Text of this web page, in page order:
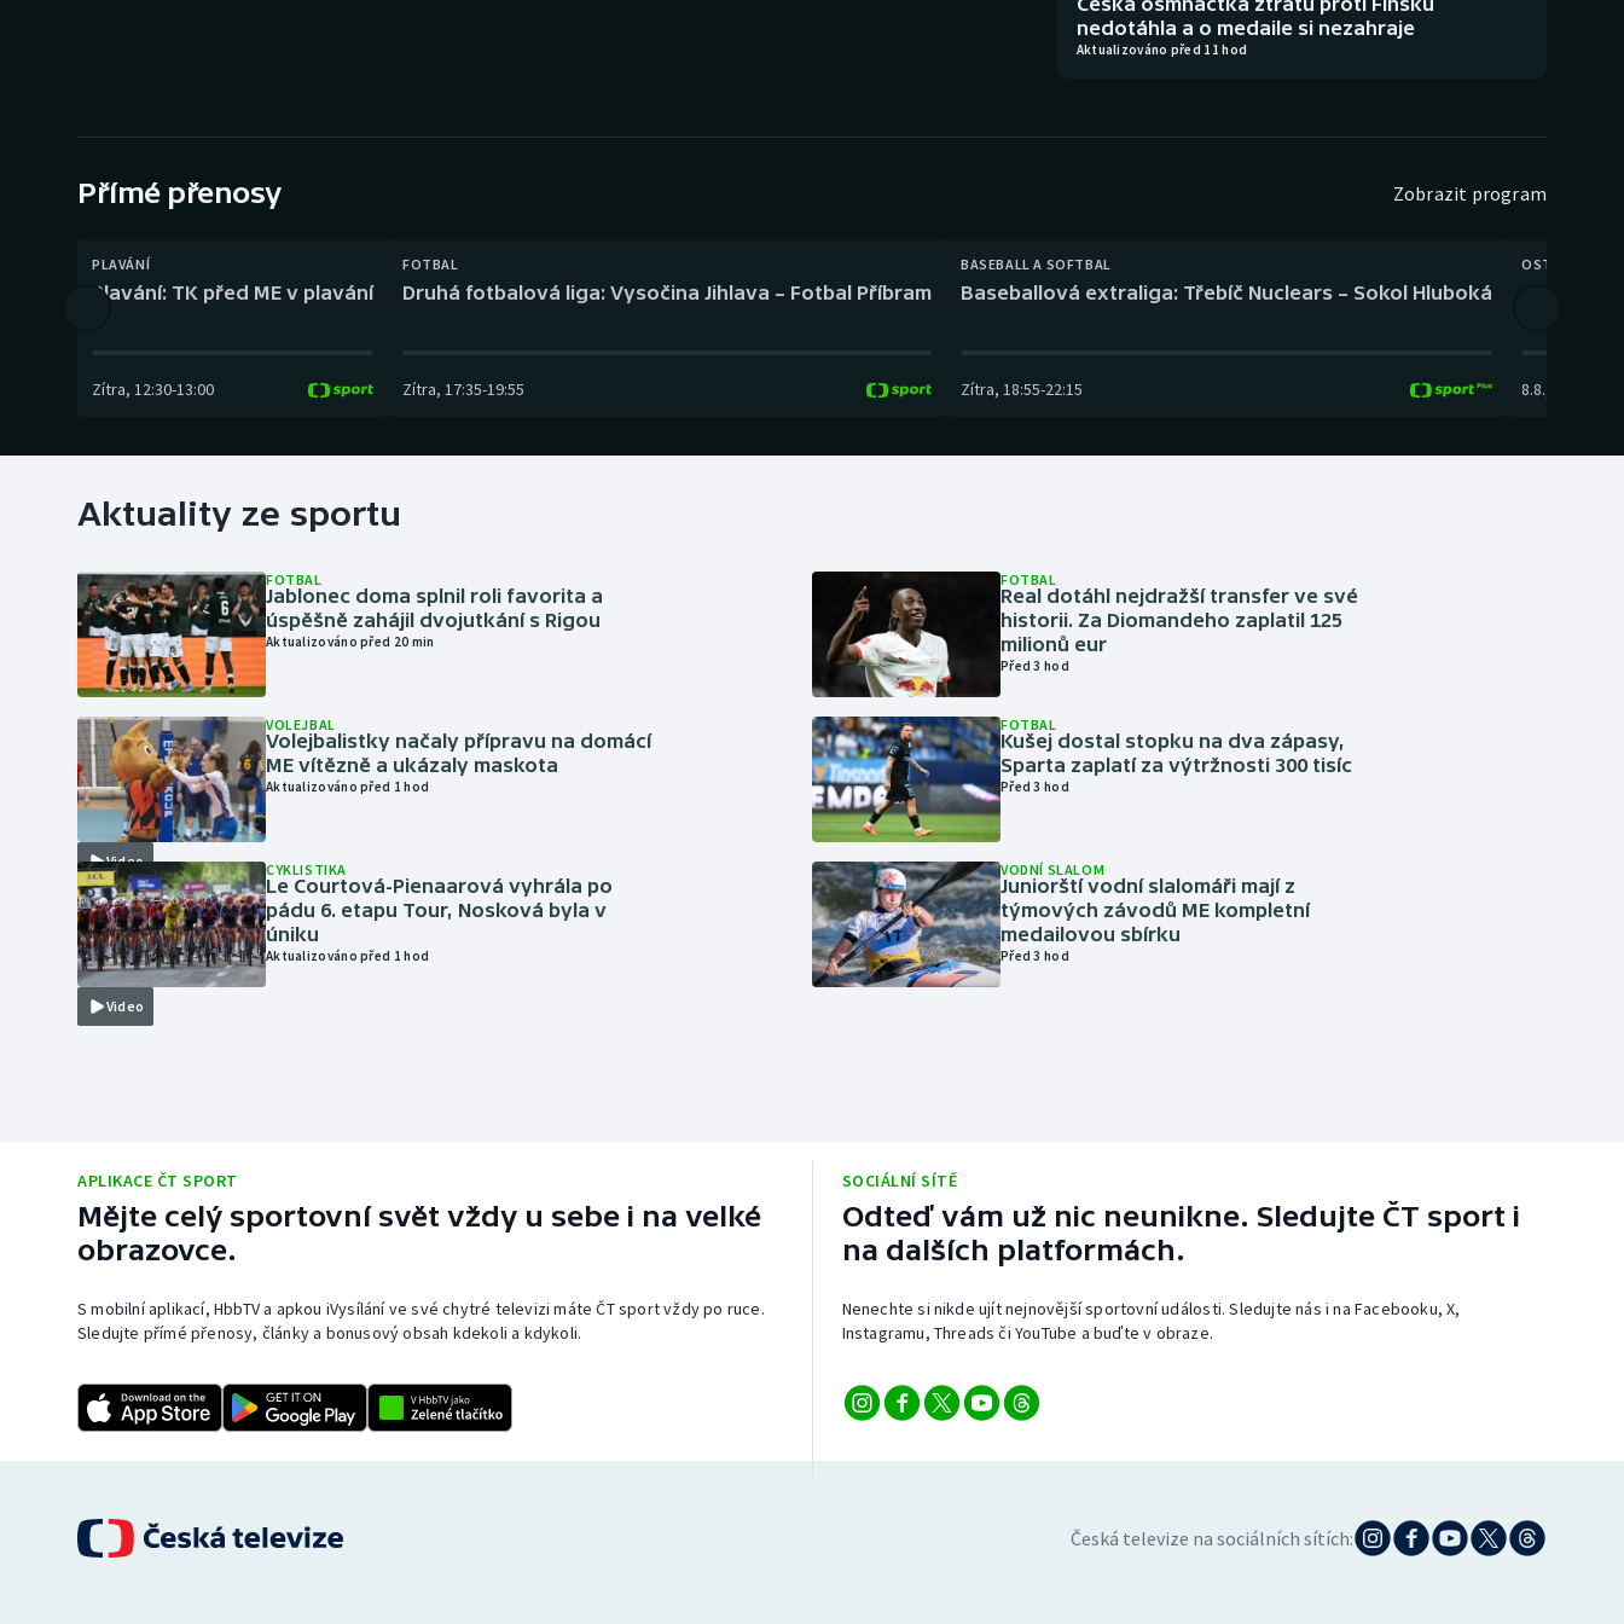
Gymnastika Plážový volejbal
nedotáhla a o medaile si nezahraje
Aktualizováno před 11 hod
Přímé přenosy Zobrazit program
PLAVÁNÍ
Plavání: TK před ME v plavání
Zítra, 12:30-13:00
FOTBAL
Druhá fotbalová liga: Vysočina Jihlava – Fotbal Příbram
Zítra, 17:35-19:55
BASEBALL A SOFTBAL
Baseballová extraliga: Třebíč Nuclears – Sokol Hluboká
Zítra, 18:55-22:15
OSTATNÍ
8.8.
Aktuality ze sportu
FOTBAL
Jablonec doma splnil roli favorita a
úspěšně zahájil dvojutkání s Rigou
Aktualizováno před 20 min
Video
VOLEJBAL
Volejbalistky načaly přípravu na domácí
ME vítězně a ukázaly maskota
Aktualizováno před 1 hod
Video
CYKLISTIKA
Le Courtová-Pienaarová vyhrála po
pádu 6. etapu Tour, Nosková byla v
úniku
Aktualizováno před 1 hod
FOTBAL
Real dotáhl nejdražší transfer ve své
historii. Za Diomandeho zaplatil 125
milionů eur
Před 3 hod
FOTBAL
Kušej dostal stopku na dva zápasy,
Sparta zaplatí za výtržnosti 300 tisíc
Před 3 hod
VODNÍ SLALOM
Juniorští vodní slalomáři mají z
týmových závodů ME kompletní
medailovou sbírku
Před 3 hod
APLIKACE ČT SPORT
Mějte celý sportovní svět vždy u sebe i na velké
obrazovce.
S mobilní aplikací, HbbTV a apkou iVysílání ve své chytré televizi máte ČT sport vždy po ruce.
Sledujte přímé přenosy, články a bonusový obsah kdekoli a kdykoli.
SOCIÁLNÍ SÍTĚ
Odteď vám už nic neunikne. Sledujte ČT sport i
na dalších platformách.
Nenechte si nikde ujít nejnovější sportovní události. Sledujte nás i na Facebooku, X,
Instagramu, Threads či YouTube a buďte v obraze.
Česká televize na sociálních sítích: